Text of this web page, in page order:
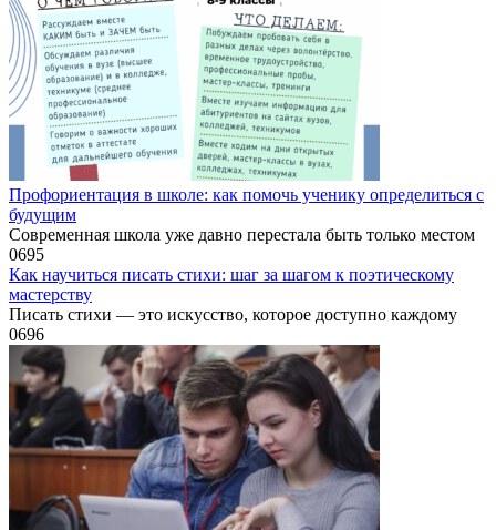
Профориентация в школе: как помочь ученику определиться с
будущим
Современная школа уже давно перестала быть только местом
0695
Как научиться писать стихи: шаг за шагом к поэтическому
мастерству
Писать стихи — это искусство, которое доступно каждому
0696